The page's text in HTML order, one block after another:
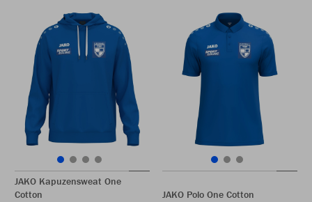
JAKO Kapuzensweat One
Cotton
JAKO Polo One Cotton